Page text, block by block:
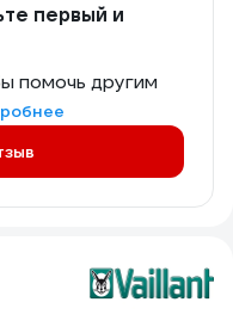
первый и
помочь другим